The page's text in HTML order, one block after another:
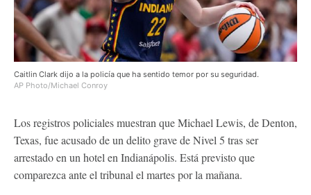
Caitlin Clark dijo a la policía que ha sentido temor por su seguridad.
AP Photo/Michael Conroy
Los registros policiales muestran que Michael Lewis, de Denton,
Texas, fue acusado de un delito grave de Nivel 5 tras ser
arrestado en un hotel en Indianápolis. Está previsto que
comparezca ante el tribunal el martes por la mañana.